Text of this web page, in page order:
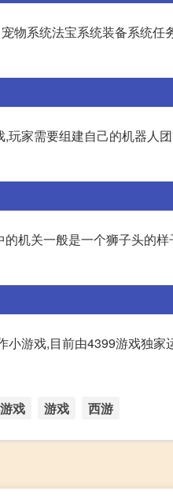
物系统法宝系统装备系统
家需要组建自己的机器人
机关一般是一个狮子头的
游戏,目前由4399游戏独
戏 游戏 西游